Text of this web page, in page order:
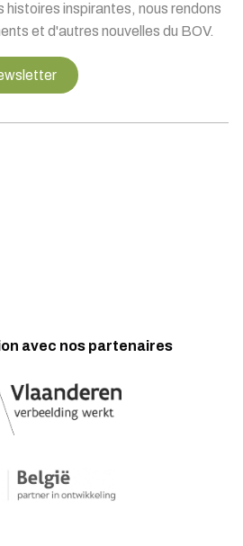
inspirantes, nous rendons
et d'autres nouvelles du BOV.
avec nos partenaires